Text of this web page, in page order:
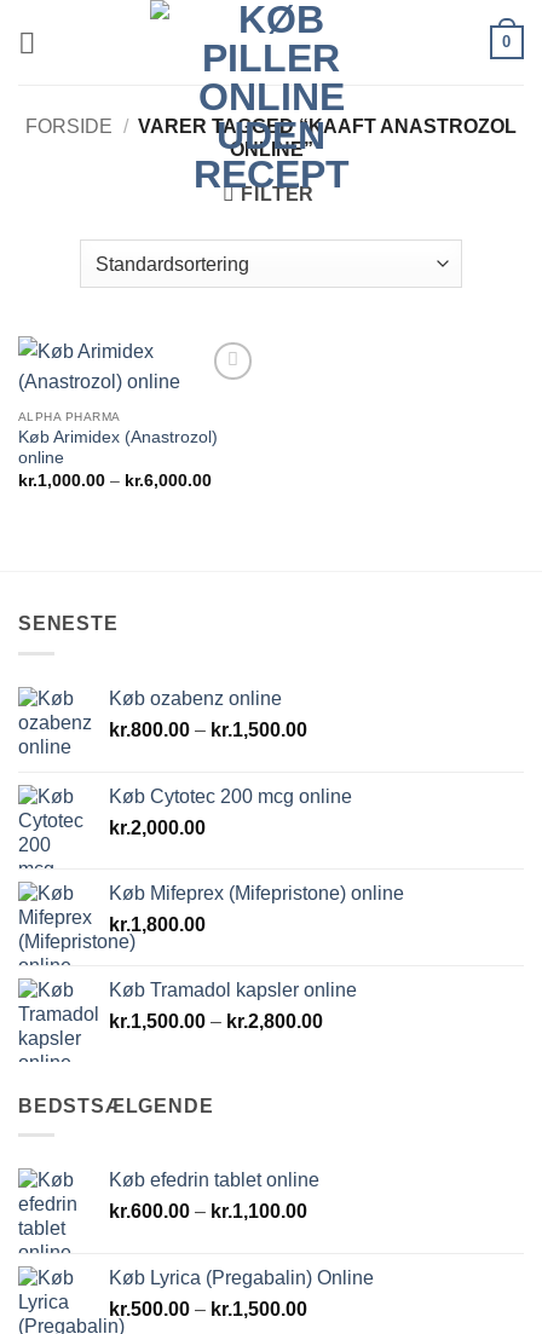
0
FORSIDE / VARER TAGGED “KAAFT ANASTROZOL
ONLINE”
FILTER
ALPHA PHARMA
Køb Arimidex (Anastrozol)
online
kr.1,000.00 – kr.6,000.00Prisinterval:
SENESTE
Køb ozabenz online
kr.800.00 – kr.1,500.00Prisinterval:
kr.1,500.00
Køb Cytotec 200 mcg online
kr.2,000.00
Køb Mifeprex (Mifepristone) online
kr.1,800.00
Køb Tramadol kapsler online
kr.1,500.00 – kr.2,800.00Prisinterval:
BEDSTSÆLGENDE
Køb efedrin tablet online
kr.600.00 – kr.1,100.00Prisinterval:
kr.1,100.00
Køb Lyrica (Pregabalin) Online
kr.500.00 – kr.1,500.00Prisinterval: